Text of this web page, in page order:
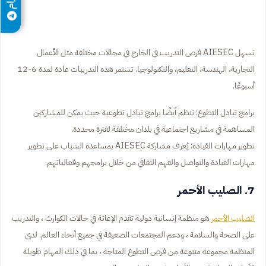
تسهل AIESEC فرص التدريب في الخارج في مجالات مختلفة مثل الأعمال
التجارية، الهندسة، التعليم، والتكنولوجيا. تستمر هذه التدريبات عادة لمدة 6-12
أسبوعًا.
برامج تبادل التطوع: تنظم أيضًا برامج تبادل تطوعية حيث يمكن للمشاركين
المساهمة في مشاريع اجتماعية في بلدان مختلفة لفترة محددة.
تطوير مهارات القيادة: يُعرف مشاركة AIESEC بمساعدة الشباب على تطوير
مهارات القيادة والتواصل والفهم الثقافي من خلال برامجهم وفعالياتهم.
7. الصليب الأحمر
الصليب الأحمر هو منظمة إنسانية دولية تقدم الإغاثة في حالات الكوارث ، والتدريب
على الصحة والسلامة ، ودعم المجتمعات الضعيفة في جميع أنحاء العالم. لدى
المنظمة مجموعة متنوعة من فرص التطوع المتاحة ، بما في ذلك المهام طويلة